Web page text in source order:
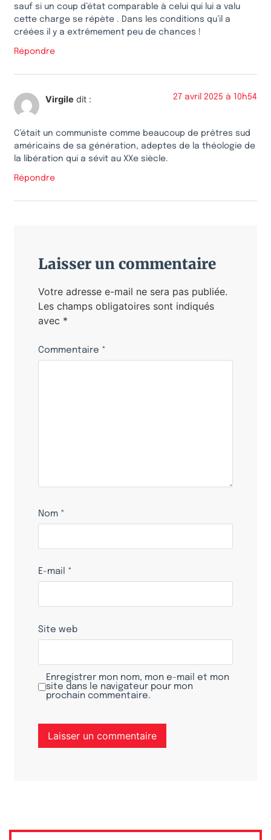
sauf si un coup d’état comparable à celui qui lui a valu
cette charge se répète . Dans les conditions qu’il a
créées il y a extrêmement peu de chances !
Répondre
Virgile dit : 27 avril 2025 à 10h54
C’était un communiste comme beaucoup de prêtres sud
américains de sa génération, adeptes de la théologie de
la libération qui a sévit au XXe siècle.
Répondre
Laisser un commentaire
Votre adresse e-mail ne sera pas publiée.
Les champs obligatoires sont indiqués
avec *
Commentaire *
Nom *
E-mail *
Site web
Enregistrer mon nom, mon e-mail et mon
site dans le navigateur pour mon
prochain commentaire.